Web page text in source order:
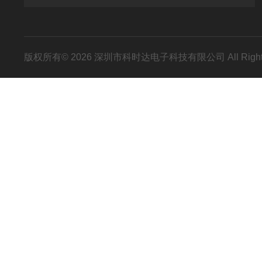
版权所有© 2026 深圳市科时达电子科技有限公司 All